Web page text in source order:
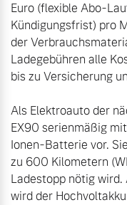
Euro (flexible Abo-
Kündigungsfrist) pro
der
Ladegebühren alle
bis zu Versicherung
Als Elektroauto der
EX90 serienmäßig
Ionen-Batterie vor.
zu 600 Kilometern
Ladestopp nötig
wird der